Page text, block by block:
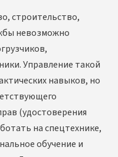
строительство,
невозможно
Управление такой
навыков, но
(удостоверения
на спецтехнике,
обучение и